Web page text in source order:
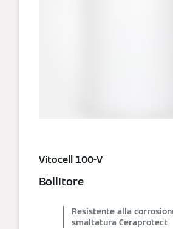
Vitocell 100-V
Bollitore
Resistente alla
smaltatura Ceraprotect